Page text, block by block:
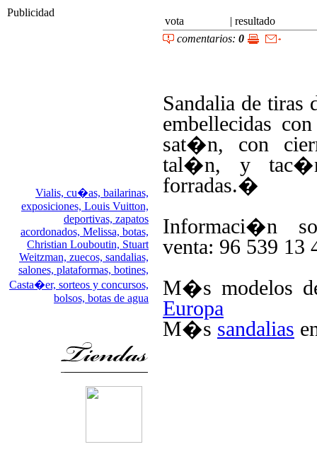
Publicidad
Vialis, cu�as, bailarinas,
exposiciones, Louis Vuitton,
deportivas, zapatos
acordonados, Melissa, botas,
Christian Louboutin, Stuart
Weitzman, zuecos, sandalias,
salones, plataformas, botines,
Casta�er, sorteos y concursos,
bolsos, botas de agua
vota | resultado
comentarios: 0
Sandalia de tiras
embellecidas
sat�n, con
tal�n, y
forradas.�
Informaci�n
venta: 96 539 13
M�s modelos
Europa
M�s sandalias